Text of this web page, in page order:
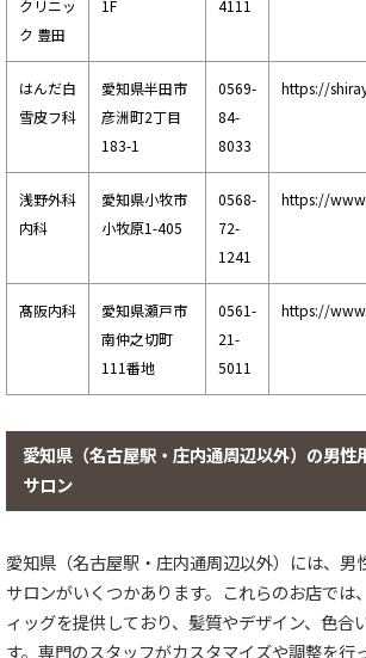
クリニッ
ク 豊田
1F
4111
はんだ白
雪皮フ科
愛知県半田市
彦洲町2丁目
183-1
0569-
84-
8033
https://
浅野外科
内科
愛知県小牧市
小牧原1-405
0568-
72-
1241
https://
髙阪内科
愛知県瀬戸市
南仲之切町
111番地
0561-
21-
5011
https://
愛知県（名古屋駅・庄内通周辺以外）の男性
サロン
愛知県（名古屋駅・庄内通周辺以外）には、男
サロンがいくつかあります。これらのお店では
ィッグを提供しており、髪質やデザイン、色合
す。専門のスタッフがカスタマイズや調整を行